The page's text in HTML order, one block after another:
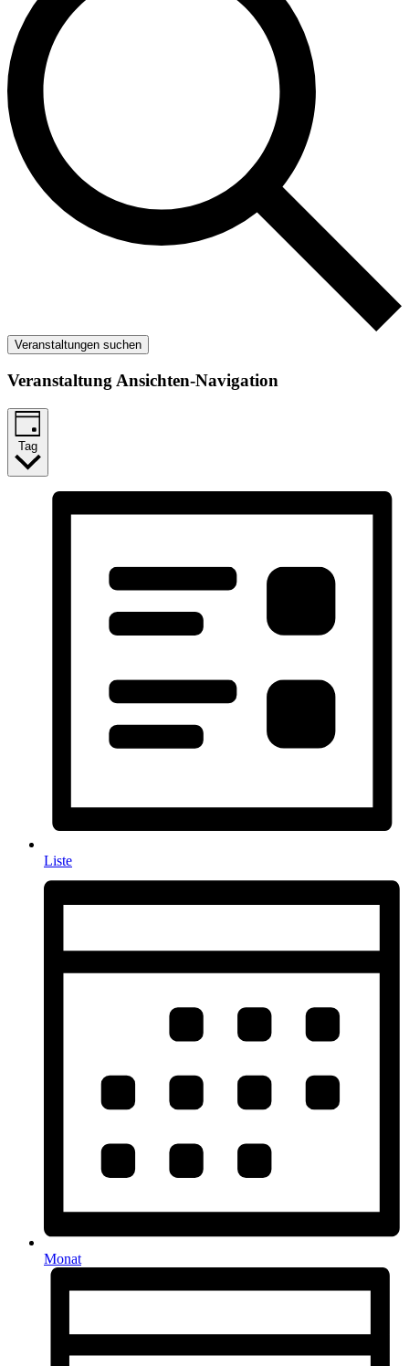
Veranstaltungen suchen
Veranstaltung Ansichten-Navigation
Tag
Liste
Monat